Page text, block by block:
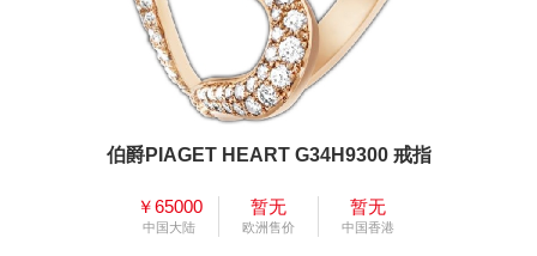
伯爵PIAGET HEART G34H9300 戒指
￥65000
中国大陆
暂无
欧洲售价
暂无
中国香港